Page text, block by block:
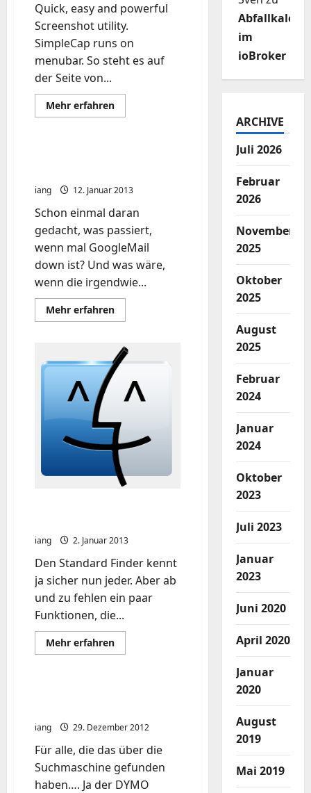
Quick, easy and powerful
Screenshot utility.
SimpleCap runs on
menubar. So steht es auf
der Seite von...
Mehr erfahrenMehr
Informationen
iang 12. Januar 2013
Schon einmal daran
gedacht, was passiert,
wenn mal GoogleMail
down ist? Und was wäre,
wenn die irgendwie...
Mehr erfahrenMehr
Informationen
Your
Back:
Gmail
Backup
iang 2. Januar 2013
Den Standard Finder kennt
ja sicher nun jeder. Aber ab
und zu fehlen ein paar
Funktionen, die...
Mehr erfahrenMehr
Informationen
iang 29. Dezember 2012
Für alle, die das über die
Suchmaschine gefunden
haben…. Ja der DYMO
im
ioBroker
ARCHIVE
Juli 2026
Februar
2026
November
2025
Oktober
2025
August
2025
Februar
2024
Januar
2024
Oktober
2023
Juli 2023
Januar
2023
Juni 2020
April 2020
Januar
2020
August
2019
Mai 2019